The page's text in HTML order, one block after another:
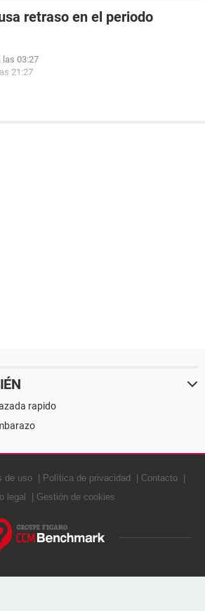
retraso en el periodo
las 03:27
21:27
rapido
de uso Política de privacidad
Contacto
legal
Gestión de cookies